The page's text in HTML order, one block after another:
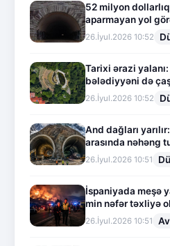
52 milyon
aparmayan yol
26.İyul.2026 10:52
Tarixi ərazi
bələdiyyəni də
26.İyul.2026 10:52
And dağları
arasında nəhəng
26.İyul.2026 10:51
İspaniyada meşə
min nəfər təxliyə
26.İyul.2026 10:51